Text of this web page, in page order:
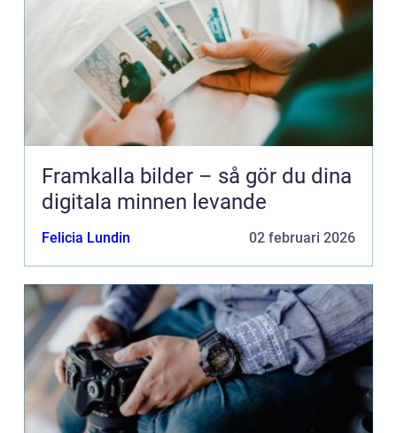
Framkalla bilder – så gör du dina
digitala minnen levande
Felicia Lundin 02 februari 2026